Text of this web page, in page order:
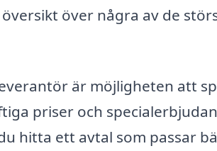
över några av de
är möjligheten att
priser och
hitta ett avtal som passar